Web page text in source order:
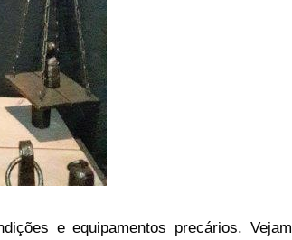
e equipamentos precários. Vejam